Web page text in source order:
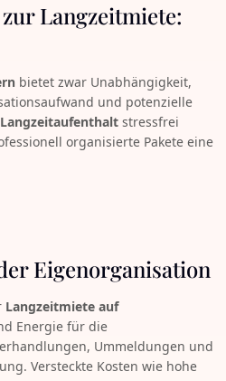
Langzeitmiete:
bietet zwar Unabhängigkeit,
und potenzielle
Langzeitaufenthalt stressfrei
organisierte Pakete eine
Eigenorganisation
Langzeitmiete auf
Energie für die
Ummeldungen und
Versteckte Kosten wie hohe